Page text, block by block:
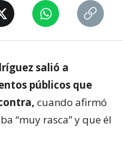
salió a
públicos que
cuando afirmó
“muy rasca” y que él